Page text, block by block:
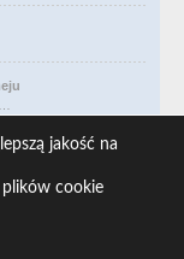
v…
jakość na
cookie